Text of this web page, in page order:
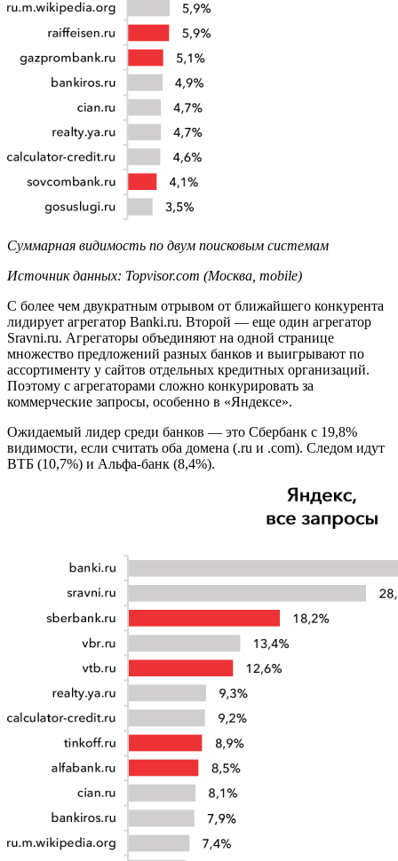
Суммарная видимость по двум поисковым системам
Источник данных: Topvisor.com (Москва, mobile)
С более чем двукратным отрывом от ближайшего конкурента
лидирует агрегатор Banki.ru. Второй — еще один агрегатор
Sravni.ru. Агрегаторы объединяют на одной странице
множество предложений разных банков и выигрывают по
ассортименту у сайтов отдельных кредитных организаций.
Поэтому с агрегаторами сложно конкурировать за
коммерческие запросы, особенно в «Яндексе».
Ожидаемый лидер среди банков — это Сбербанк с 19,8%
видимости, если считать оба домена (.ru и .com). Следом идут
ВТБ (10,7%) и Альфа-банк (8,4%).